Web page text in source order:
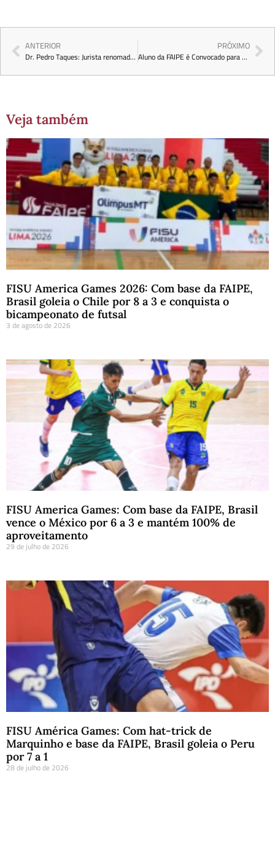
ANTERIOR
Dr. Pedro Taques: Jurista renomado se junta ao nosso corpo docente.
PRÓXIMO
Aluno da FAIPE é Convocado para Representar o Brasil no Mundial Universitário na Alemanha
Veja também
FISU America Games 2026: Com base da FAIPE,
Brasil goleia o Chile por 8 a 3 e conquista o
bicampeonato de futsal
3 de agosto de 2026
FISU America Games: Com base da FAIPE, Brasil
vence o México por 6 a 3 e mantém 100% de
aproveitamento
29 de julho de 2026
FISU América Games: Com hat-trick de
Marquinho e base da FAIPE, Brasil goleia o Peru
por 7 a 1
28 de julho de 2026